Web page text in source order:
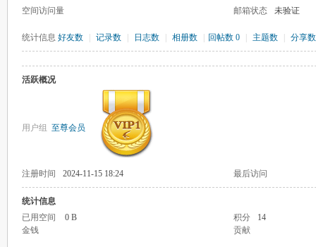
空间访问量
邮箱状态 未验证
统计信息 好友数 记录数 日志数 相册数 回帖数 0 主题数 分享数
活跃概况
用户组 至尊会员
注册时间 2024-11-15 18:24 最后访问
统计信息
已用空间
0 B 积分
14
金钱
贡献